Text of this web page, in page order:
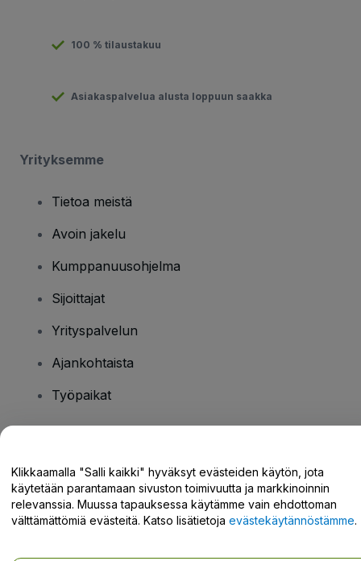
100 % tilaustakuu
Asiakaspalvelua alusta loppuun saakka
Yrityksemme
Tietoa meistä
Avoin jakelu
Kumppanuusohjelma
Sijoittajat
Yrityspalvelun
Ajankohtaista
Työpaikat
Tukikeskus / Ota meihin yhteyttä
Klikkaamalla "Salli kaikki" hyväksyt evästeiden käytön, jota
käytetään parantamaan sivuston toimivuutta ja markkinoinnin
relevanssia. Muussa tapauksessa käytämme vain ehdottoman
välttämättömiä evästeitä. Katso lisätietoja evästekäytännöstämme.